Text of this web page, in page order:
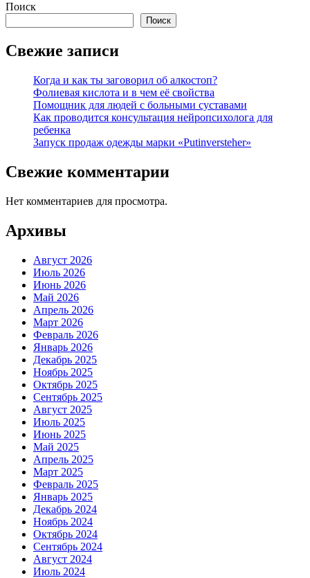
Поиск
Поиск
Свежие записи
Когда и как ты заговорил об алкостоп?
Фолиевая кислота и в чем её свойства
Помощник для людей с больными суставами
Как проводится консультация нейропсихолога для
ребенка
Запуск продаж одежды марки «Putinversteher»
Свежие комментарии
Нет комментариев для просмотра.
Архивы
Август 2026
Июль 2026
Июнь 2026
Май 2026
Апрель 2026
Март 2026
Февраль 2026
Январь 2026
Декабрь 2025
Ноябрь 2025
Октябрь 2025
Сентябрь 2025
Август 2025
Июль 2025
Июнь 2025
Май 2025
Апрель 2025
Март 2025
Февраль 2025
Январь 2025
Декабрь 2024
Ноябрь 2024
Октябрь 2024
Сентябрь 2024
Август 2024
Июль 2024